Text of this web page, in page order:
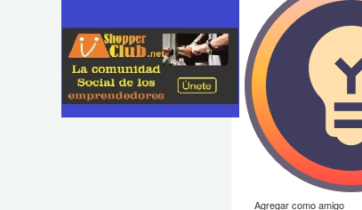
Agregar como amigo